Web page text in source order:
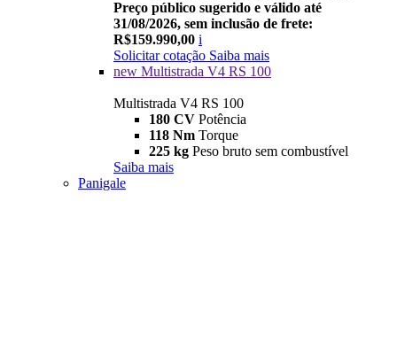
Preço público sugerido e válido até
31/08/2026, sem inclusão de frete:
R$159.990,00 i
Solicitar cotação Saiba mais
new Multistrada V4 RS 100
Multistrada V4 RS 100
180 CV Potência
118 Nm Torque
225 kg Peso bruto sem combustível
Saiba mais
Panigale